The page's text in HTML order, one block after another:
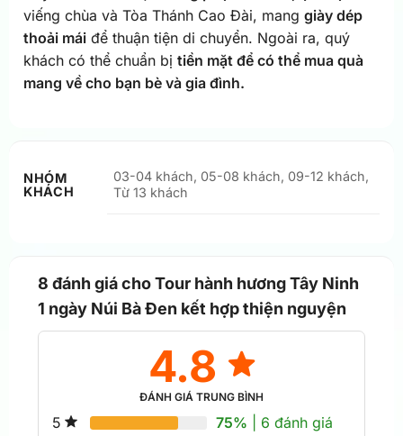
viếng chùa và Tòa Thánh Cao Đài, mang giày dép
thoải máiđể thuận tiện di chuyển. Ngoài ra, quý
khách có thể chuẩn bị tiền mặt để có thể mua quà
mang về cho bạn bè và gia đình.
NHÓM
KHÁCH
03-04 khách, 05-08 khách, 09-12 khách,
Từ 13 khách
8 đánh giá choTour hành hương Tây Ninh
1 ngày Núi Bà Đen kết hợp thiện nguyện
4.8
ĐÁNH GIÁ TRUNG BÌNH
5 75% | 6 đánh giá